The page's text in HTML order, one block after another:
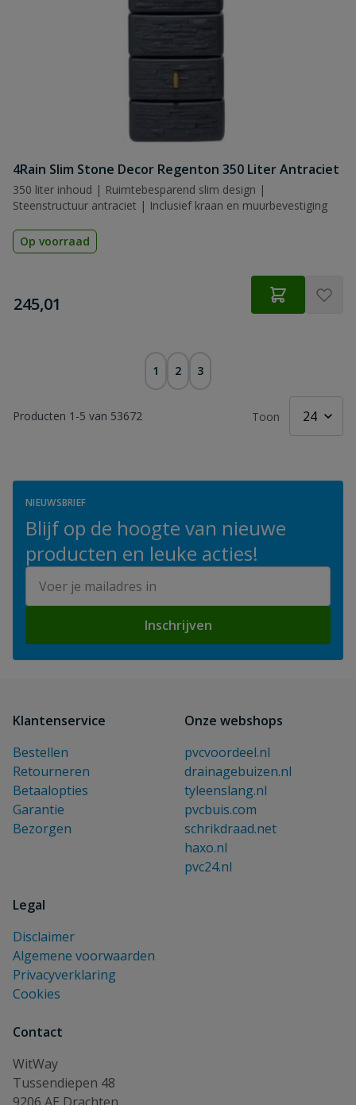
4Rain Slim Stone Decor Regenton 350 Liter Antraciet
350 liter inhoud | Ruimtebesparend slim design |
Steenstructuur antraciet | Inclusief kraan en muurbevestiging
Op voorraad
€
245,01
Producten 1 -5 van 53672
1 2 3
Toon
NIEUWSBRIEF
Blijf op de hoogte van nieuwe
producten en leuke acties!
Inschrijven
Klantenservice
Bestellen
Retourneren
Betaalopties
Garantie
Bezorgen
Onze webshops
pvcvoordeel.nl
drainagebuizen.nl
tyleenslang.nl
pvcbuis.com
schrikdraad.net
haxo.nl
pvc24.nl
Legal
Disclaimer
Algemene voorwaarden
Privacyverklaring
Cookies
Contact
WitWay
Tussendiepen 48